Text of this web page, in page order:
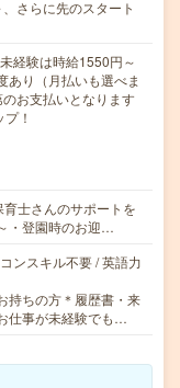
らに先のスタート
経験は時給1550円～
り（月払いも選べま
お支払いとなります
！
育士さんのサポートを
・登園時のお迎…
ンスキル不要 / 英語力
持ちの方＊履歴書・来
仕事が未経験でも…